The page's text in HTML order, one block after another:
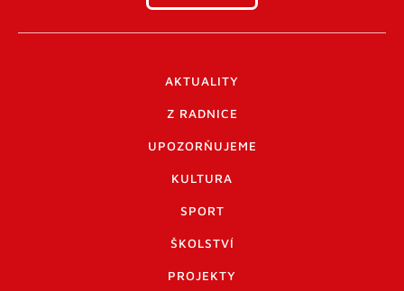
AKTUALITY
Z RADNICE
UPOZORŇUJEME
KULTURA
SPORT
ŠKOLSTVÍ
PROJEKTY